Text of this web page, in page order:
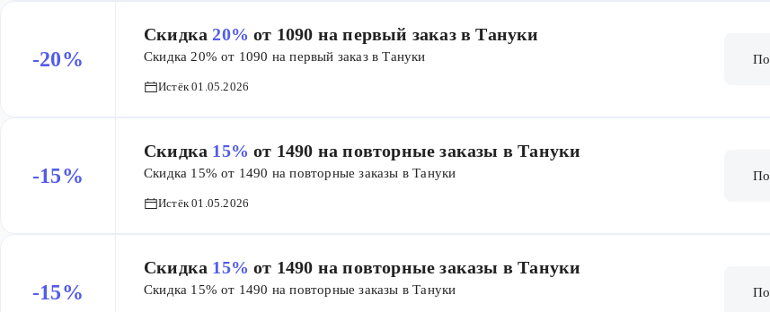
-20%
Скидка 20%от 1090 на первый заказ в Тануки
Скидка 20% от 1090 на первый заказ в Тануки
Истёк 01.05.2026
-15%
Скидка 15%от 1490 на повторные заказы в Тануки
Скидка 15% от 1490 на повторные заказы в Тануки
Истёк 01.05.2026
-15%
Скидка 15%от 1490 на повторные заказы в Тануки
Скидка 15% от 1490 на повторные заказы в Тануки